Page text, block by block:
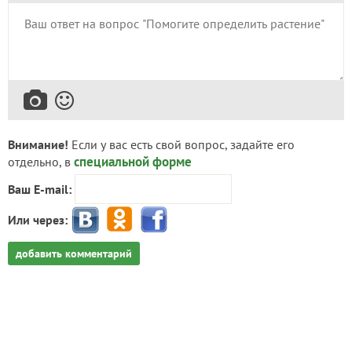
Внимание! Если у вас есть свой вопрос, задайте его
отдельно, в специальной форме
Ваш E-mail:
Или через:
добавить комментарий